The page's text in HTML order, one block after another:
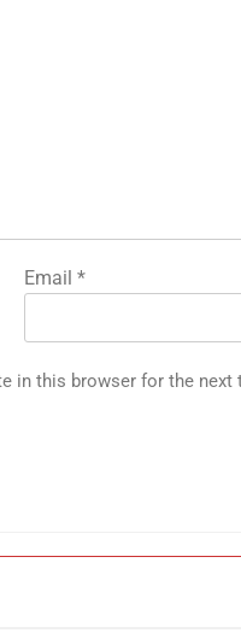
Email *
in this browser for the